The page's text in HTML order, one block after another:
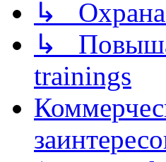
↳ Охрана
↳
trainings